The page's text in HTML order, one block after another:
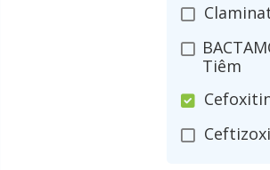
Tiêm